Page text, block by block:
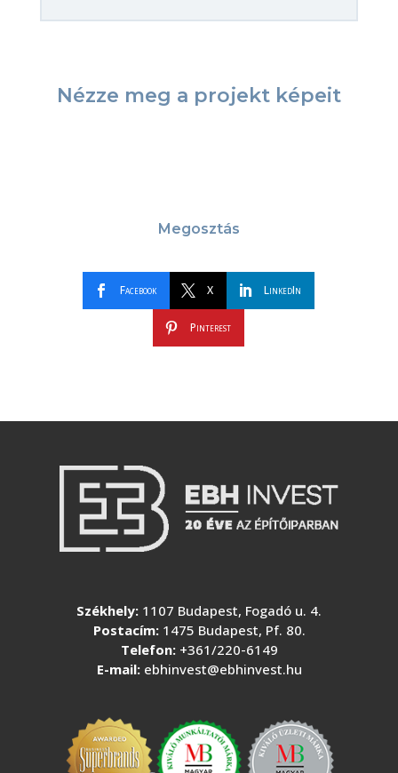
Nézze meg a projekt képeit
Megosztás
Facebook X LinkedIn
Pinterest
Székhely: 1107 Budapest, Fogadó u. 4.
Postacím:1475 Budapest, Pf. 80.
Telefon: +361/220-6149
E-mail: ebhinvest@ebhinvest.hu